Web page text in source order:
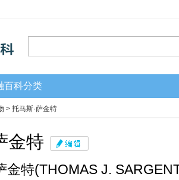
百科分类
> 托马斯·萨金特
金特
金特(THOMAS J.